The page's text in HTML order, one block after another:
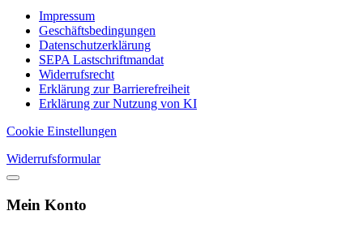
Impressum
Geschäftsbedingungen
Datenschutzerklärung
SEPA Lastschriftmandat
Widerrufsrecht
Erklärung zur Barrierefreiheit
Erklärung zur Nutzung von KI
Cookie Einstellungen
Widerrufsformular
Mein Konto